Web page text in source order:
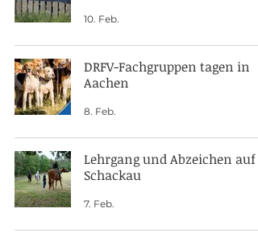
10. Feb.
DRFV-Fachgruppen tagen in
Aachen
8. Feb.
Lehrgang und Abzeichen auf
Schackau
7. Feb.